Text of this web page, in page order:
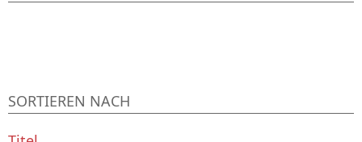
SORTIEREN NACH